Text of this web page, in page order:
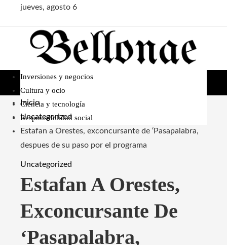
jueves, agosto 6
Inversiones y negocios
Cultura y ocio
Ciencia y tecnología
Responsabilidad social
Inicio
Uncategorized
Estafan a Orestes, exconcursante de ‘Pasapalabra,
despues de su paso por el programa
Uncategorized
Estafan A Orestes,
Exconcursante De
‘Pasapalabra,